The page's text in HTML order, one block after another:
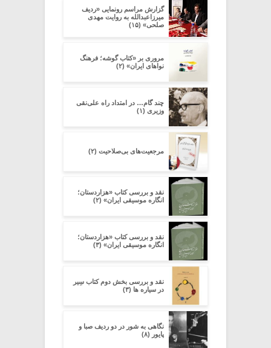
گزارش مراسم رونمایی «ردیف
میرزاعبدالله به روایت مهدی
صلحی» (۱۵)
مروری بر «کتاب گوشه؛ فرهنگ
نواهای ایران» (۲)
چند گام… در امتداد راه علی‌نقی
وزیری (۱)
مرجعیت‌های بی‌صلاحیت (۲)
نقد و بررسی کتاب «هزاردستان؛
انگاره موسیقی ایران» (۲)
نقد و بررسی کتاب «هزاردستان؛
انگاره موسیقی ایران» (۳)
نقد و بررسی بخش دوم کتاب سِیر
در سیاره ­ها (۳)
نگاهی به شور در دو ردیف صبا و
پایور (۸)